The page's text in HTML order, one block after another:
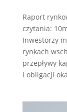
Raport
czytania:
Inwestorzy
rynkach
przepływy
i obligacji